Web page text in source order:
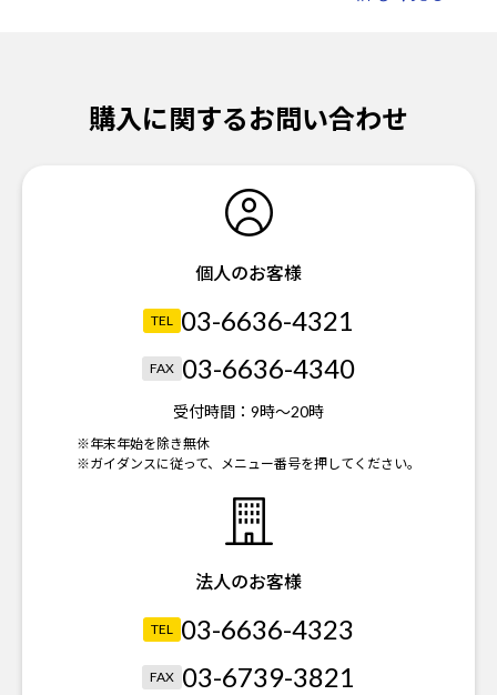
購入に関するお問い合わせ
個人のお客様
TEL 03-6636-4321
FAX 03-6636-4340
受付時間： 9時～20時
※年末年始を除き無休
※ガイダンスに従って、メニュー番号を押してください。
法人のお客様
TEL 03-6636-4323
FAX 03-6739-3821